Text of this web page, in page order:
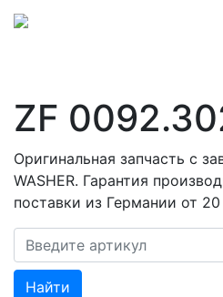
ZF
Оригинальная запчасть с
WASHER. Гарантия
поставки из Германии от
Найти